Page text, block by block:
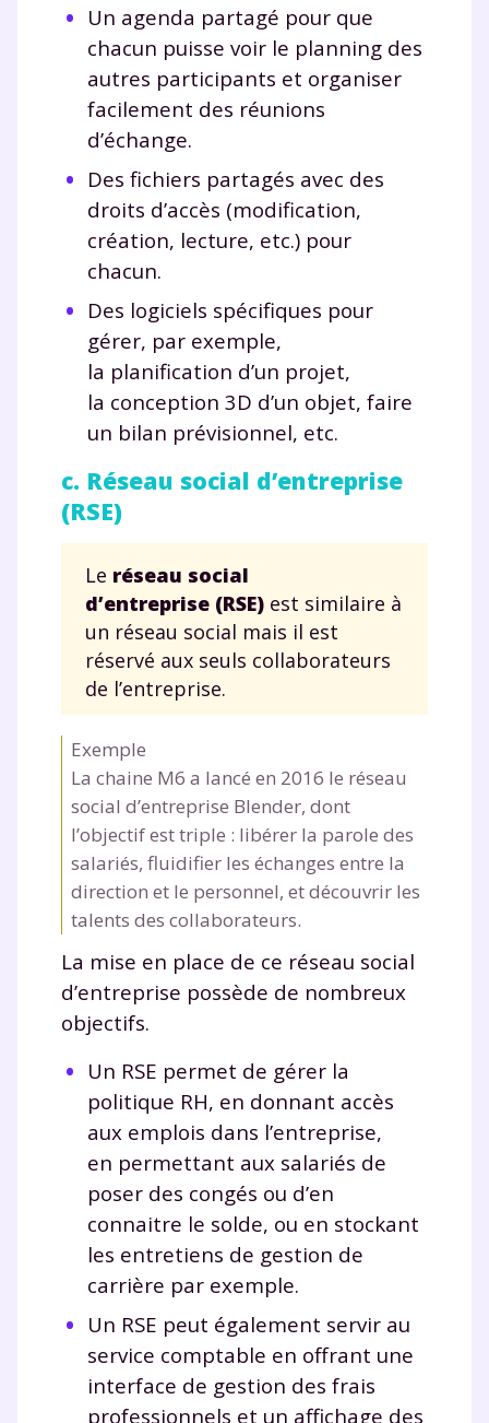
Un agenda partagé pour que
chacun puisse voir le planning des
autres participants et organiser
facilement des réunions
d’échange.
Des fichiers partagés avec des
droits d’accès (modification,
création, lecture, etc.) pour
chacun.
Des logiciels spécifiques pour
gérer, par exemple,
la planification d’un projet,
la conception 3D d’un objet, faire
un bilan prévisionnel, etc.
c. Réseau social d’entreprise
(RSE)
Le réseau social
d’entreprise (RSE) est similaire à
un réseau social mais il est
réservé aux seuls collaborateurs
de l’entreprise.
Exemple
La chaine M6 a lancé en 2016 le réseau
social d’entreprise Blender, dont
l’objectif est triple : libérer la parole des
salariés, fluidifier les échanges entre la
direction et le personnel, et découvrir les
talents des collaborateurs.
La mise en place de ce réseau social
d’entreprise possède de nombreux
objectifs.
Un RSE permet de gérer la
politique RH, en donnant accès
aux emplois dans l’entreprise,
en permettant aux salariés de
poser des congés ou d’en
connaitre le solde, ou en stockant
les entretiens de gestion de
carrière par exemple.
Un RSE peut également servir au
service comptable en offrant une
interface de gestion des frais
professionnels et un affichage des
Envie de progresser
et de réussir votre
année scolaire ?
Testez gratuitement
pendant 24h notre
plateforme de soutien
scolaire !